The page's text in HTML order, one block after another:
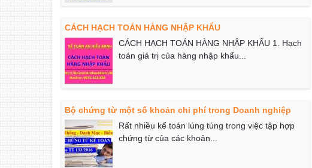
CÁCH HẠCH TOÁN HÀNG NHẬP KHẨU
CÁCH HẠCH TOÁN HÀNG NHẬP KHẨU 1. Hạch
toán giá trị của hàng nhập khẩu...
Bộ chứng từ một số khoản chi phí trong Doanh nghiệp
Rất nhiều kế toán lúng túng trong việc tập hợp
chứng từ của các khoản...